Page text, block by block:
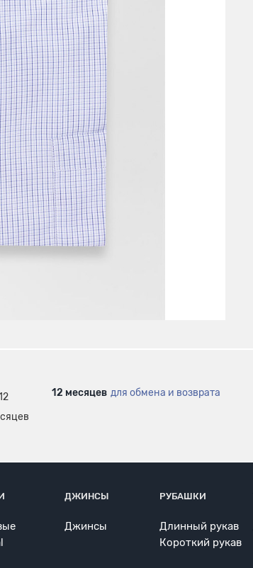
12 месяцев для обмена и возврата
ДЖИНСЫ
Джинсы
РУБАШКИ
Длинный рукав
Короткий рукав